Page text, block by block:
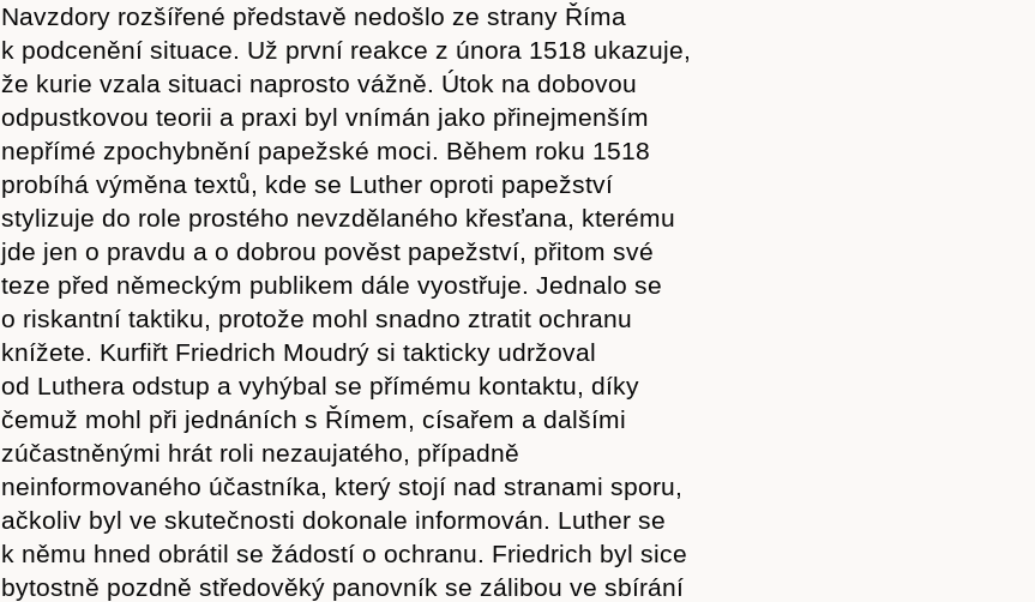
Navzdory rozšířené představě nedošlo ze strany Říma
k podcenění situace. Už první reakce z února 1518 ukazuje,
že kurie vzala situaci naprosto vážně. Útok na dobovou
odpustkovou teorii a praxi byl vnímán jako přinejmenším
nepřímé zpochybnění papežské moci. Během roku 1518
probíhá výměna textů, kde se Luther oproti papežství
stylizuje do role prostého nevzdělaného křesťana, kterému
jde jen o pravdu a o dobrou pověst papežství, přitom své
teze před německým publikem dále vyostřuje. Jednalo se
o riskantní taktiku, protože mohl snadno ztratit ochranu
knížete. Kurfiřt Friedrich Moudrý si takticky udržoval
od Luthera odstup a vyhýbal se přímému kontaktu, díky
čemuž mohl při jednáních s Římem, císařem a dalšími
zúčastněnými hrát roli nezaujatého, případně
neinformovaného účastníka, který stojí nad stranami sporu,
ačkoliv byl ve skutečnosti dokonale informován. Luther se
k němu hned obrátil se žádostí o ochranu. Friedrich byl sice
bytostně pozdně středověký panovník se zálibou ve sbírání